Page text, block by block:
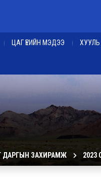
ЦАГ ҮЕИЙН МЭДЭЭ ХУУЛЬ
ДАРГЫН ЗАХИРАМЖ 2023